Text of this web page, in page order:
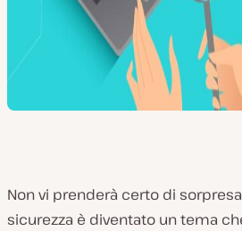
Non vi prenderà certo di
sicurezza è diventato un tema